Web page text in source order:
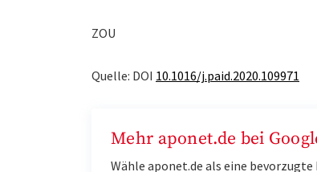
ZOU
Quelle: DOI 10.1016/j.paid.2020.109971
Mehr aponet.de bei
Wähle aponet.de als eine